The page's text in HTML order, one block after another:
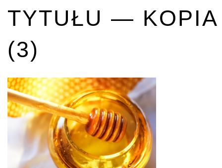
TYTUŁU — KOPIA
(3)